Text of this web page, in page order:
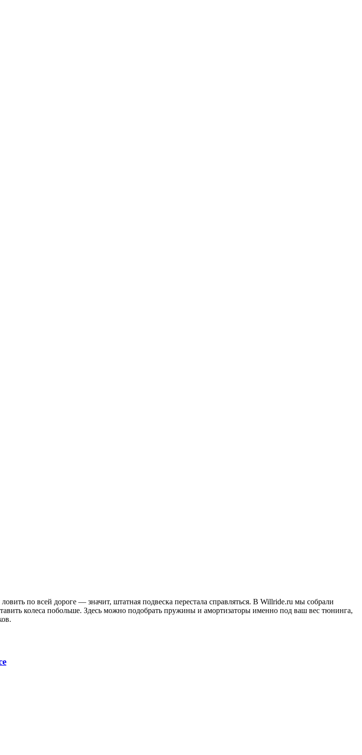
по всей дороге — значит, штатная подвеска перестала справляться. В Willride.ru мы собрали
колеса побольше. Здесь можно подобрать пружины и амортизаторы именно под ваш вес тюнинга,